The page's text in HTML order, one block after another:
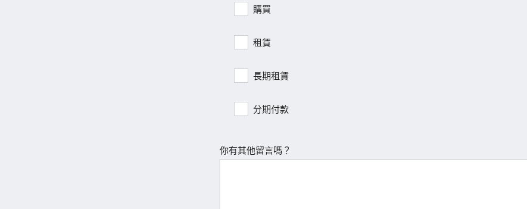
購買
租賃
長期租賃
分期付款
你有其他留言嗎？